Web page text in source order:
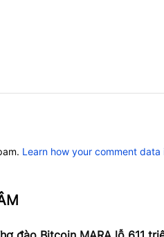
Learn how your comment data